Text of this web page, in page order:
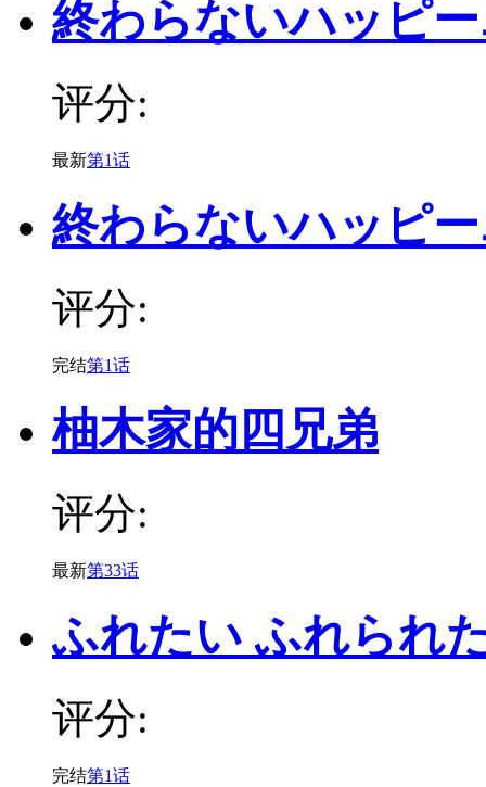
終わらないハッピ
评分:
最新第1话
終わらないハッピ
评分:
完结第1话
柚木家的四兄弟
评分:
最新第33话
ふれたい ふれられ
评分:
完结第1话